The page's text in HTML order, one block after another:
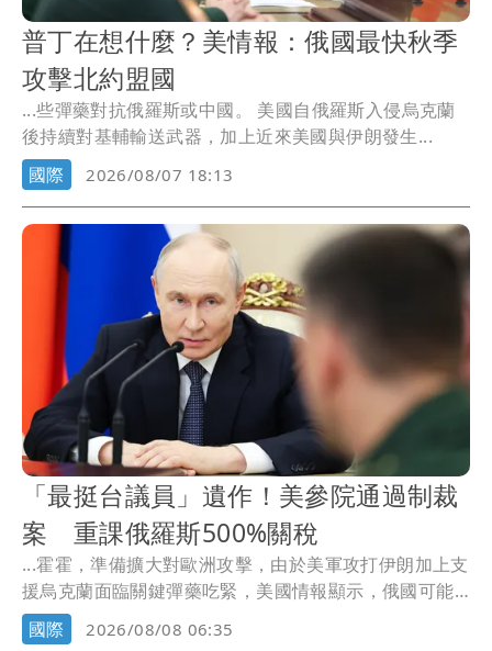
普丁在想什麼？美情報：俄國最快秋季
攻擊北約盟國
...些彈藥對抗俄羅斯或中國。 美國自俄羅斯入侵烏克蘭
後持續對基輔輸送武器，加上近來美國與伊朗發生...
國際
2026/08/07 18:13
「最挺台議員」遺作！美參院通過制裁
案 重課俄羅斯500%關稅
...霍霍，準備擴大對歐洲攻擊，由於美軍攻打伊朗加上支
援烏克蘭面臨關鍵彈藥吃緊，美國情報顯示，俄國可能
在今...
國際 2026/08/08 06:35